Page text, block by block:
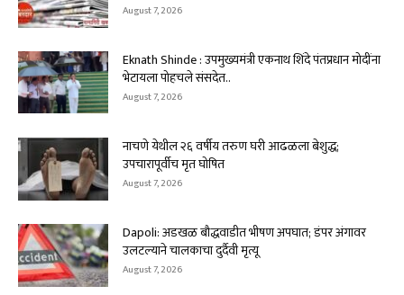
August 7, 2026
Eknath Shinde : उपमुख्यमंत्री एकनाथ शिंदे पंतप्रधान मोदींना
भेटायला पोहचले संसदेत..
August 7, 2026
नाचणे येथील २६ वर्षीय तरुण घरी आढळला बेशुद्ध;
उपचारापूर्वीच मृत घोषित
August 7, 2026
Dapoli: अडखळ बौद्धवाडीत भीषण अपघात; डंपर अंगावर
उलटल्याने चालकाचा दुर्दैवी मृत्यू
August 7, 2026